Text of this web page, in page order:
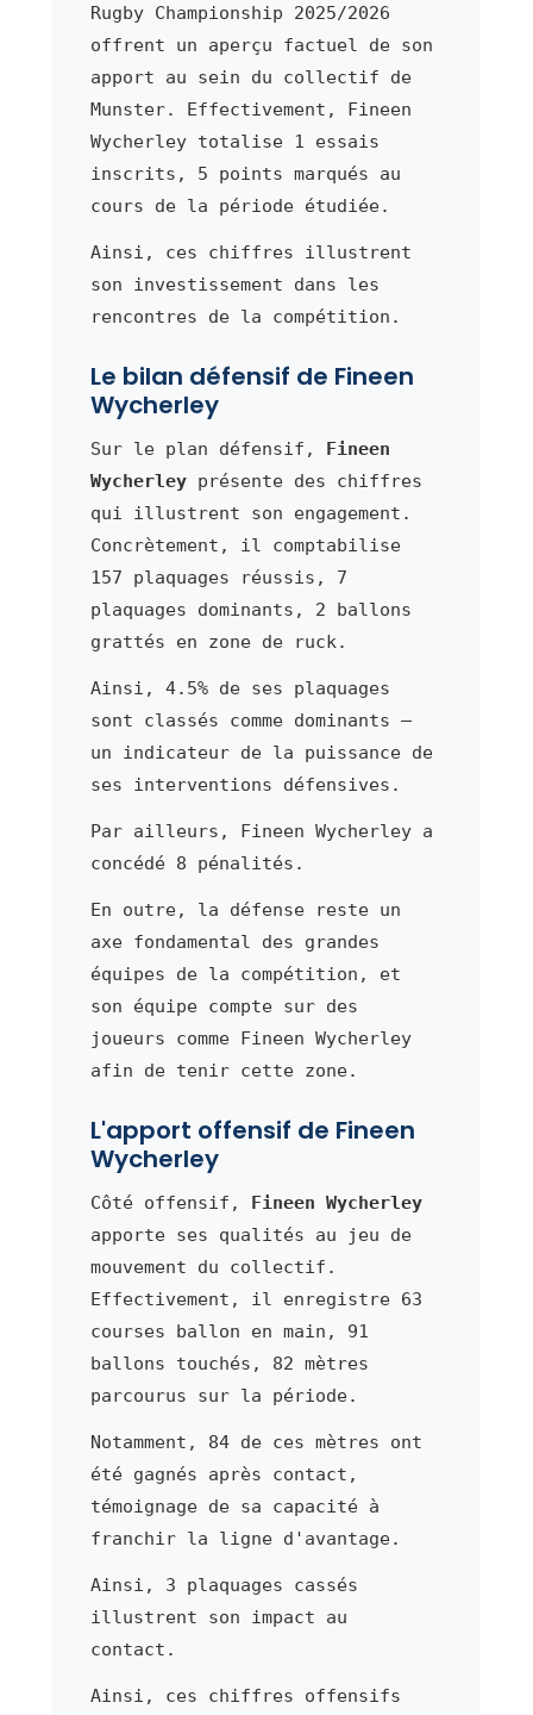
Rugby Championship 2025/2026
offrent un aperçu factuel de son
apport au sein du collectif de
Munster. Effectivement, Fineen
Wycherley totalise 1 essais
inscrits, 5 points marqués au
cours de la période étudiée.
Ainsi, ces chiffres illustrent
son investissement dans les
rencontres de la compétition.
Le bilan défensif de Fineen
Wycherley
Sur le plan défensif, Fineen
Wycherleyprésente des chiffres
qui illustrent son engagement.
Concrètement, il comptabilise
157 plaquages réussis, 7
plaquages dominants, 2 ballons
grattés en zone de ruck.
Ainsi, 4.5% de ses plaquages
sont classés comme dominants —
un indicateur de la puissance de
ses interventions défensives.
Par ailleurs, Fineen Wycherley a
concédé 8 pénalités.
En outre, la défense reste un
axe fondamental des grandes
équipes de la compétition, et
son équipe compte sur des
joueurs comme Fineen Wycherley
afin de tenir cette zone.
L'apport offensif de Fineen
Wycherley
Côté offensif, Fineen Wycherley
apporte ses qualités au jeu de
mouvement du collectif.
Effectivement, il enregistre 63
courses ballon en main, 91
ballons touchés, 82 mètres
parcourus sur la période.
Notamment, 84 de ces mètres ont
été gagnés après contact,
témoignage de sa capacité à
franchir la ligne d'avantage.
Ainsi, 3 plaquages cassés
illustrent son impact au
contact.
Ainsi, ces chiffres offensifs